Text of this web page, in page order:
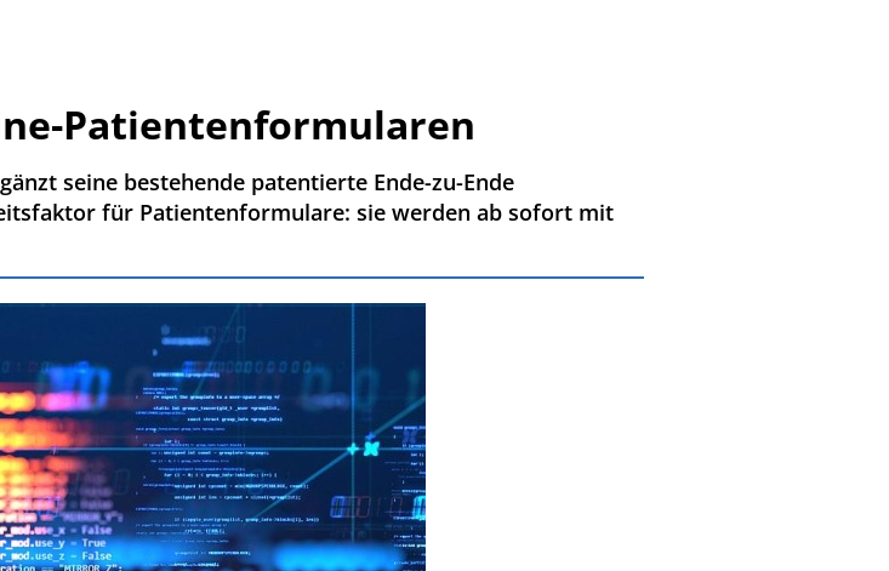
Patientenformularen
seine bestehende patentierte Ende-zu-Ende
für Patientenformulare: sie werden ab sofort mit